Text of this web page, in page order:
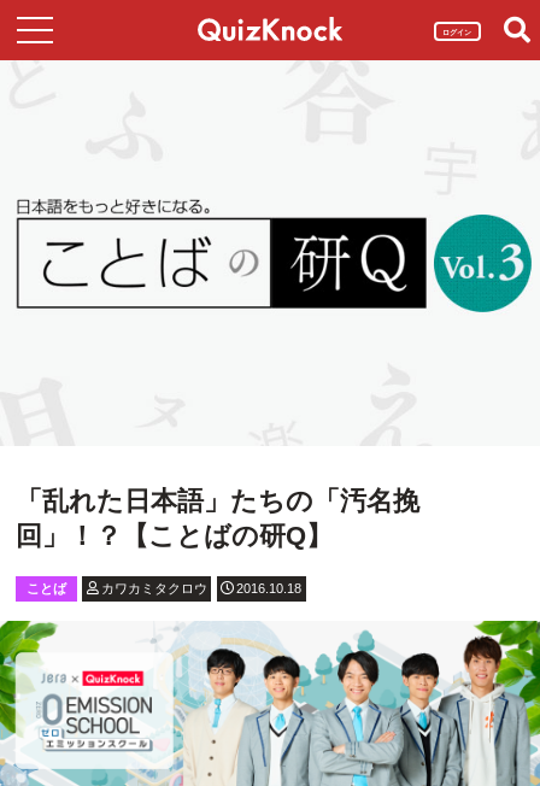
ログイン
「乱れた日本語」たちの「汚名挽
回」！？【ことばの研Q】
ことば カワカミタクロウ 2016.10.18